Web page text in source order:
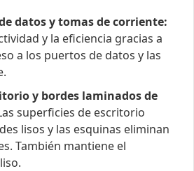
datos y tomas de corriente:
y la eficiencia gracias a
a los puertos de datos y las
y bordes laminados de
superficies de escritorio
lisos y las esquinas eliminan
También mantiene el